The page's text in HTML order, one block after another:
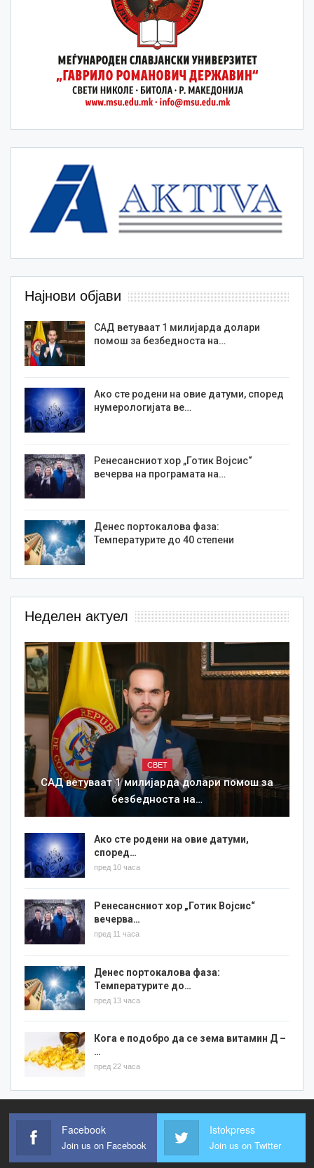
Најнови објави
САД ветуваат 1 милијарда долари
помош за безбедноста на…
Ако сте родени на овие датуми, според
нумерологијата ве…
Ренесансниот хор „Готик Војсис“
вечерва на програмата на…
Денес портокалова фаза:
Температурите до 40 степени
Неделен актуел
СВЕТ
САД ветуваат 1 милијарда долари помош за
безбедноста на…
Ако сте родени на овие датуми,
според…
пред 10 часа
Ренесансниот хор „Готик Војсис“
вечерва…
пред 11 часа
Денес портокалова фаза:
Температурите до…
пред 13 часа
Кога е подобро да се зема витамин Д –
…
пред 22 часа
Facebook
Join us on Facebook
Istokpress
Join us on Twitter